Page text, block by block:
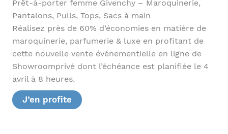
Prêt-à-porter femme Givenchy – Maroquinerie,
Pantalons, Pulls, Tops, Sacs à main
Réalisez près de 60% d’économies en matière de
maroquinerie, parfumerie & luxe en profitant de
cette nouvelle vente événementielle en ligne de
Showroomprivé dont l’échéance est planifiée le 4
avril à 8 heures.
J’en profite